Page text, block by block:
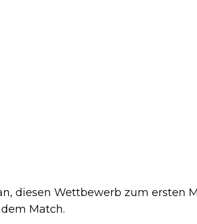
diesen Wettbewerb zum ersten
Match.